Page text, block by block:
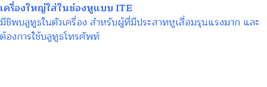
เครื่องใหญ่ใส่ในช่องหูแบบ ITE
มีชิพบลูทูธในตัวเครื่อง สำหรับผู้ที่มีประสาทหูเสื่อมรุนแรงมาก และ
ต้องการใช้บลูทูธโทรศัพท์